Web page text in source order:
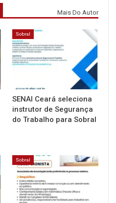
Mais Do Autor
Sobral
SENAI Ceará seleciona
instrutor de Segurança
do Trabalho para Sobral
Sobral